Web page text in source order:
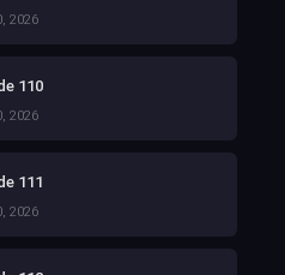
2026
110
2026
111
2026